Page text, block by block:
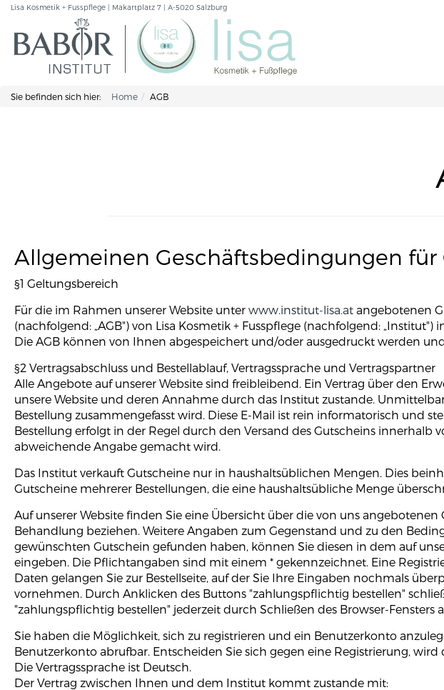
Lisa Kosmetik + Fusspflege | Makartplatz 7 | A-5020 Salzburg
Sie befinden sich hier: Home AGB
Allgemeinen Geschäftsbedingungen für
§1 Geltungsbereich
Für die im Rahmen unserer Website unter www.institut-lisa.at angebotenen
(nachfolgend: „AGB") von Lisa Kosmetik + Fusspflege (nachfolgend:
Die AGB können von Ihnen abgespeichert und/oder ausgedruckt werden
§2 Vertragsabschluss und Bestellablauf, Vertragssprache und Vertragspartner
Alle Angebote auf unserer Website sind freibleibend. Ein Vertrag über den
unsere Website und deren Annahme durch das Institut zustande.
Bestellung zusammengefasst wird. Diese E-Mail ist rein informatorisch und
Bestellung erfolgt in der Regel durch den Versand des Gutscheins
abweichende Angabe gemacht wird.
Das Institut verkauft Gutscheine nur in haushaltsüblichen Mengen. Dies
Gutscheine mehrerer Bestellungen, die eine haushaltsübliche Menge
Auf unserer Website finden Sie eine Übersicht über die von uns
Behandlung beziehen. Weitere Angaben zum Gegenstand und zu den
gewünschten Gutschein gefunden haben, können Sie diesen in dem auf
eingeben. Die Pflichtangaben sind mit einem * gekennzeichnet. Eine
Daten gelangen Sie zur Bestellseite, auf der Sie Ihre Eingaben nochmals
vornehmen. Durch Anklicken des Buttons "zahlungspflichtig bestellen"
"zahlungspflichtig bestellen" jederzeit durch Schließen des Browser-Fensters
Sie haben die Möglichkeit, sich zu registrieren und ein Benutzerkonto
Benutzerkonto abrufbar. Entscheiden Sie sich gegen eine Registrierung,
Die Vertragssprache ist Deutsch.
Der Vertrag zwischen Ihnen und dem Institut kommt zustande mit: